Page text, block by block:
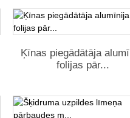
Ķīnas piegādātāja
folijas pār...